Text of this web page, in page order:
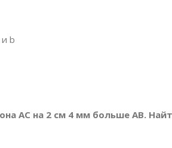
b
АС на 2 см 4 мм больше АВ.